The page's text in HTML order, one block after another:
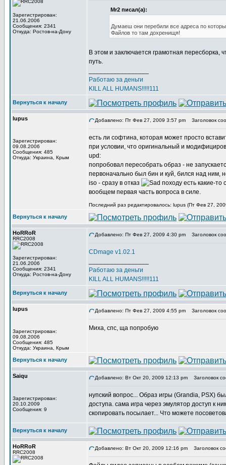
Зарегистрирован:
21.06.2006
Сообщения: 2341
Откуда: Ростов-на-Дону
Mr2 писал(а):
Думаеш они перебили все адреса по
Файлов то там дохренищя!
В этом и заключается грамотная пересборка,
путь.
Работаю за деньги
KILL ALL HUMANS!!!!!111
Вернуться к началу
lupus
Зарегистрирован:
09.08.2006
Сообщения: 485
Откуда: Украина, Крым
Добавлено: Пт Фев 27, 2009 3:57 pm Заголовок
есть ли софтина, которая может просто
при условии, что оригинальный и
upd:
попробовал пересобрать образ - не
первоначально был бин и куй, бился над ним,
iso - сразу в отказ
походу есть какие-
вообщем первая часть вопроса в силе.
Последний раз редактировалось: lupus (Пт Фев 27,
Вернуться к началу
HoRRoR
RRC2008
Зарегистрирован:
21.06.2006
Сообщения: 2341
Откуда: Ростов-на-Дону
Добавлено: Пт Фев 27, 2009 4:30 pm Заголовок
CDmage v1.02.1
Работаю за деньги
KILL ALL HUMANS!!!!!111
Вернуться к началу
lupus
Зарегистрирован:
09.08.2006
Сообщения: 485
Откуда: Украина, Крым
Добавлено: Пт Фев 27, 2009 4:55 pm Заголовок
Миха, спс, ща попробую
Вернуться к началу
Saiqu
Зарегистрирован:
20.10.2009
Сообщения: 9
Добавлено: Вт Окт 20, 2009 12:13 pm Заголовок
нупский вопрос... Образ игры (Grandia, PSX)
доступа. сама игра через эмулятор доступ к
скопировать посылает... Что можете
Вернуться к началу
HoRRoR
RRC2008
Добавлено: Вт Окт 20, 2009 12:16 pm Заголовок